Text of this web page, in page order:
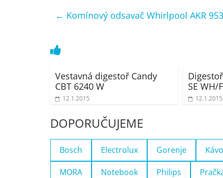
Elektro
pračky,
notebooky,
mobilní
telefony,
bazény
← Komínový odsavač Whirlpool AKR
Vestavná digestoř Candy
CBT 6240 W
12.1.2015
SE WH/
12.1.2015
DOPORUČUJEME
Bosch Electrolux Gorenje
MORA Notebook Philips